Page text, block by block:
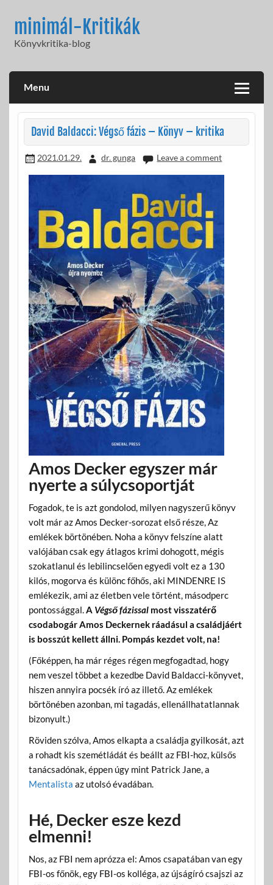
contentminimál-Kritikák
Könyvkritika-blog
Menu
David Baldacci: Végső fázis – Könyv – kritika
2021.01.29. dr. gunga Leave a comment
Amos Decker egyszer már
nyerte a súlycsoportját
Fogadok, te is azt gondolod, milyen nagyszerű könyv
volt már az Amos Decker-sorozat első része, Az
emlékek börtönében. Noha a könyv felszíne alatt
valójában csak egy átlagos krimi dohogott, mégis
szokatlanul és lebilincselően egyedi volt ez a 130
kilós, mogorva és különc főhős, aki MINDENRE IS
emlékezik, ami az életben vele történt, másodperc
pontossággal.A Végső fázissalmost visszatérő
csodabogár Amos Deckernek ráadásul a családjáért
is bosszút kellett állni. Pompás kezdet volt, na!
(Főképpen, ha már réges régen megfogadtad, hogy
nem veszel többet a kezedbe David Baldacci-könyvet,
hiszen annyira pocsék író az illető. Az emlékek
börtönében azonban, mi tagadás, ellenállhatatlannak
bizonyult.)
Röviden szólva, Amos elkapta a családja gyilkosát, azt
a rohadt kis szemétládát és beállt az FBI-hoz, külsős
tanácsadónak, éppen úgy mint Patrick Jane, a
Mentalista az utolsó évadában.
Hé, Decker esze kezd
elmenni!
Nos, az FBI nem aprózza el: Amos csapatában van egy
FBI-os főnök, egy FBI-os kolléga, az újságíró csajszi az